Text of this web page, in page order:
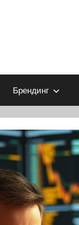
Брендинг